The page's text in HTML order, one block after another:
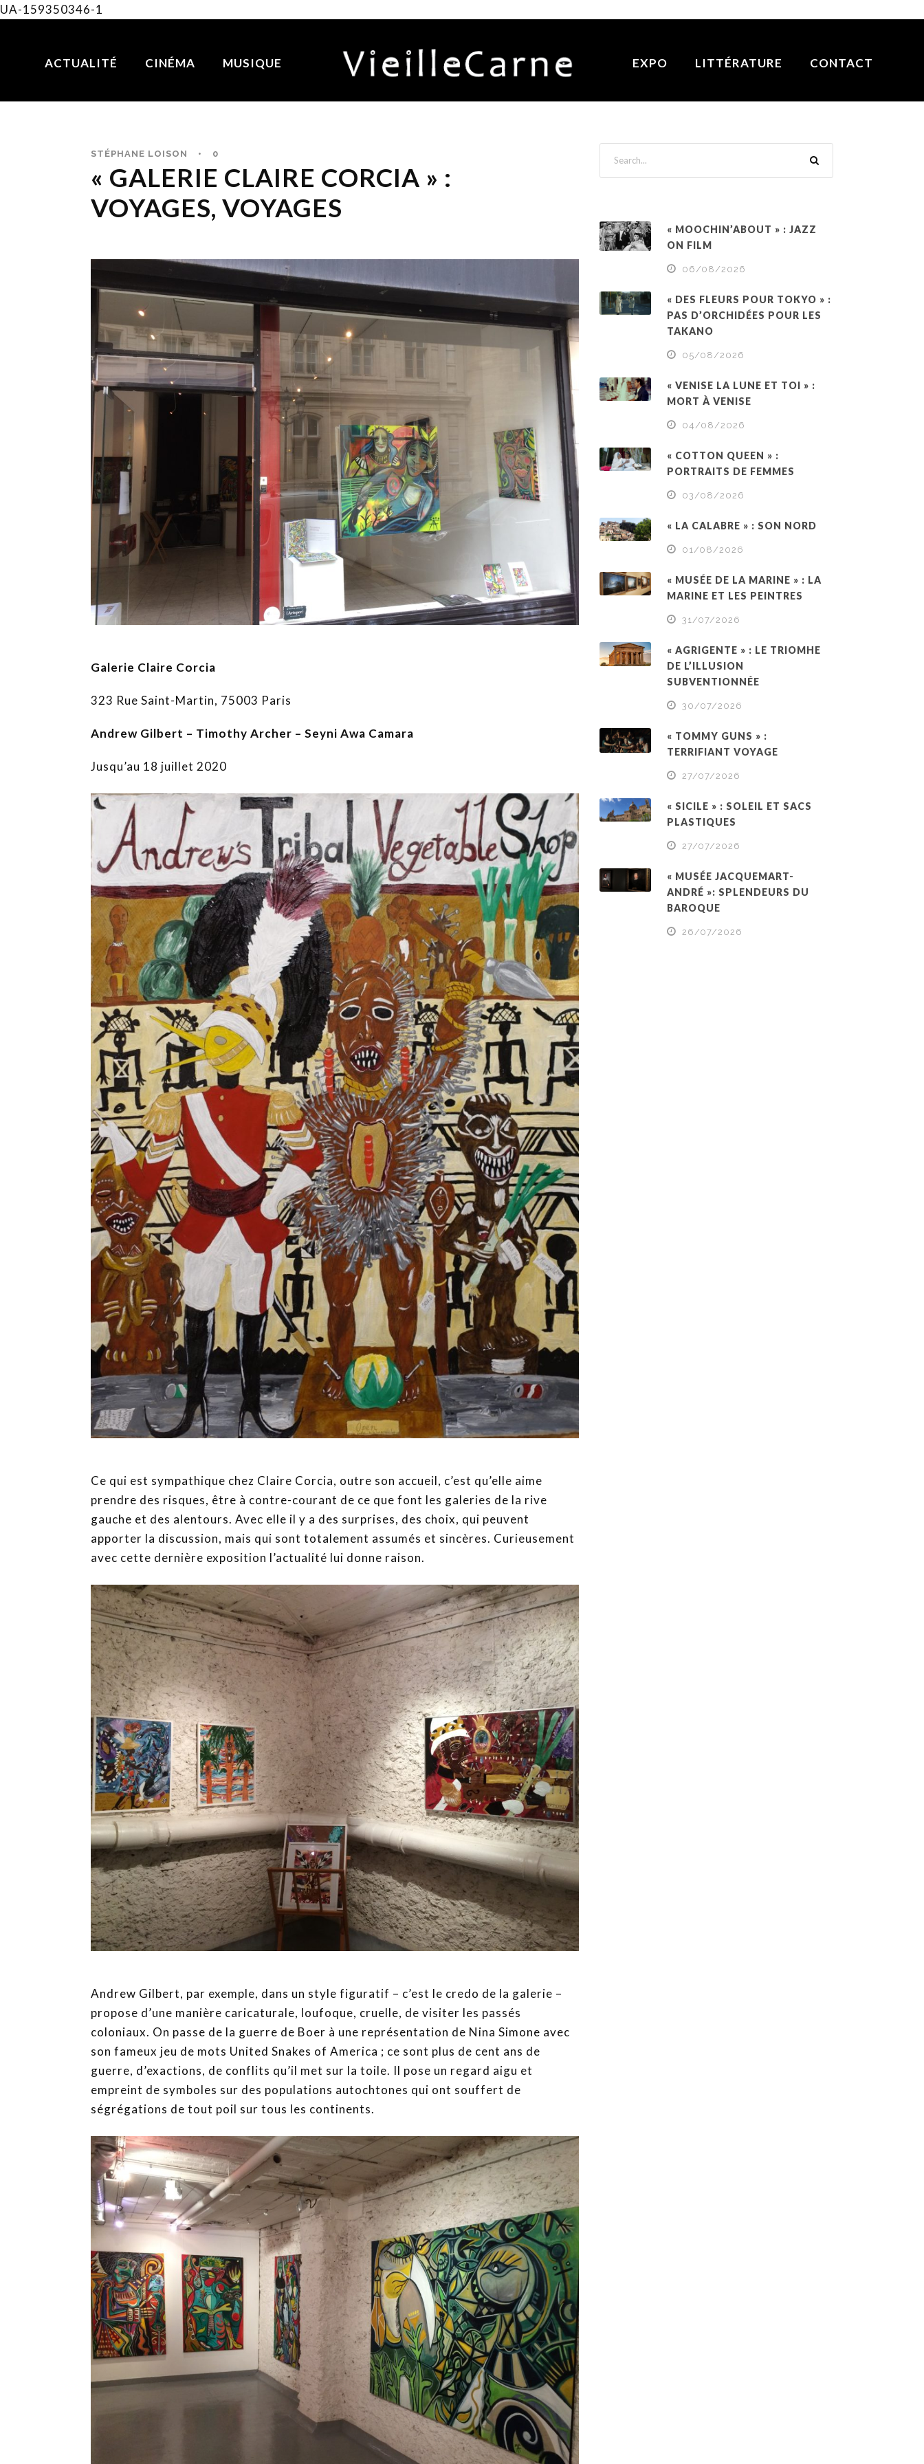
UA-159350346-1
ACTUALITÉ CINÉMA MUSIQUE EXPO LITTÉRATURE CONTACT
STÉPHANE LOISON • 0
« GALERIE CLAIRE CORCIA » :
VOYAGES, VOYAGES
Galerie Claire Corcia
323 Rue Saint-Martin, 75003 Paris
Andrew Gilbert – Timothy Archer – Seyni Awa Camara
Jusqu’au 18 juillet 2020
Ce qui est sympathique chez Claire Corcia, outre son accueil, c’est qu’elle aime
prendre des risques, être à contre-courant de ce que font les galeries de la rive
gauche et des alentours. Avec elle il y a des surprises, des choix, qui peuvent
apporter la discussion, mais qui sont totalement assumés et sincères. Curieusement
avec cette dernière exposition l’actualité lui donne raison.
Andrew Gilbert, par exemple, dans un style figuratif – c’est le credo de la galerie –
propose d’une manière caricaturale, loufoque, cruelle, de visiter les passés
coloniaux. On passe de la guerre de Boer à une représentation de Nina Simone avec
son fameux jeu de mots United Snakes of America ; ce sont plus de cent ans de
guerre, d’exactions, de conflits qu’il met sur la toile. Il pose un regard aigu et
empreint de symboles sur des populations autochtones qui ont souffert de
ségrégations de tout poil sur tous les continents.
« MOOCHIN’ABOUT » : JAZZ
ON FILM
06/08/2026
« DES FLEURS POUR TOKYO » :
PAS D’ORCHIDÉES POUR LES
TAKANO
05/08/2026
« VENISE LA LUNE ET TOI » :
MORT À VENISE
04/08/2026
« COTTON QUEEN » :
PORTRAITS DE FEMMES
03/08/2026
« LA CALABRE » : SON NORD
01/08/2026
« MUSÉE DE LA MARINE » : LA
MARINE ET LES PEINTRES
31/07/2026
« AGRIGENTE » : LE TRIOMHE
DE L’ILLUSION
SUBVENTIONNÉE
30/07/2026
« TOMMY GUNS » :
TERRIFIANT VOYAGE
27/07/2026
« SICILE » : SOLEIL ET SACS
PLASTIQUES
27/07/2026
« MUSÉE JACQUEMART-
ANDRÉ »: SPLENDEURS DU
BAROQUE
26/07/2026